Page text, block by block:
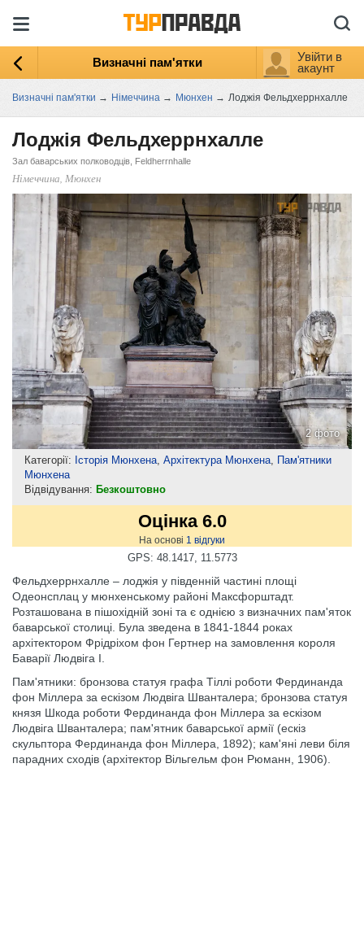
Визначні пам'ятки
Увійти в
акаунт
Визначні пам'ятки → Німеччина → Мюнхен → Лоджія Фельдхеррнхалле
Лоджія Фельдхеррнхалле
Зал баварських полководців, Feldherrnhalle
Німеччина, Мюнхен
2 фото
Категорії: Історія Мюнхена Архітектура Мюнхена Пам'ятники
Мюнхена
Відвідування: Безкоштовно
Оцінка 6.0
На основі 1 відгуки
GPS: 48.1417, 11.5773
Фельдхеррнхалле – лоджія у південній частині площі
Одеонсплац у мюнхенському районі Максфорштадт.
Розташована в пішохідній зоні та є однією з визначних пам'яток
баварської столиці. Була зведена в 1841-1844 роках
архітектором Фрідріхом фон Гертнер на замовлення короля
Баварії Людвіга I.
Пам'ятники: бронзова статуя графа Тіллі роботи Фердинанда
фон Міллера за ескізом Людвіга Шванталера; бронзова статуя
князя Шкода роботи Фердинанда фон Міллера за ескізом
Людвіга Шванталера; пам'ятник баварської армії (ескіз
скульптора Фердинанда фон Міллера, 1892); кам'яні леви біля
парадних сходів (архітектор Вільгельм фон Рюманн, 1906).